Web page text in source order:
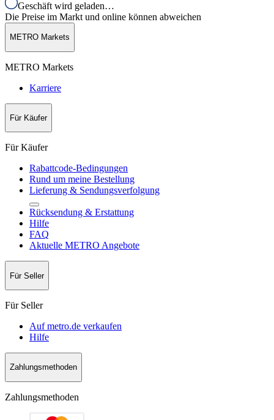
Geschäft wird geladen…
Die Preise im Markt und online können abweichen
METRO Markets
METRO Markets
Karriere
Für Käufer
Für Käufer
Rabattcode-Bedingungen
Rund um meine Bestellung
Lieferung & Sendungsverfolgung
Rücksendung & Erstattung
Hilfe
FAQ
Aktuelle METRO Angebote
Für Seller
Für Seller
Auf metro.de verkaufen
Hilfe
Zahlungsmethoden
Zahlungsmethoden